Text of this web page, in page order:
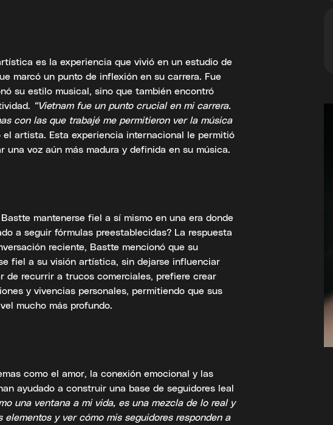
es la experiencia que vivió en un estudio de
marcó un punto de inflexión en su carrera. Fue
su estilo musical, sino que también encontró
“Vietnam fue un punto crucial en mi carrera.
con las que trabajé me permitieron ver la música
el artista. Esta experiencia internacional le permitió
una voz aún más madura y definida en su música.
mantenerse fiel a sí mismo en una era donde
a seguir fórmulas preestablecidas? La respuesta
reciente, Bastte mencionó que su
fiel a su visión artística, sin dejarse influenciar
de recurrir a trucos comerciales, prefiere crear
y vivencias personales, permitiendo que sus
mucho más profundo.
como el amor, la conexión emocional y las
ayudado a construir una base de seguidores leal
una ventana a mi vida, es una mezcla de lo real y
y ver cómo mis seguidores responden a